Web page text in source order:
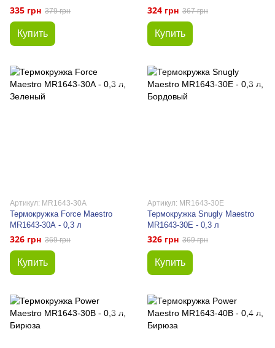
335 грн 379 грн
Купить
324 грн 367 грн
Купить
Артикул: MR1643-30А
Термокружка Force Maestro
MR1643-30А - 0,3 л
326 грн 369 грн
Купить
Артикул: MR1643-30Е
Термокружка Snugly Maestro
MR1643-30E - 0,3 л
326 грн 369 грн
Купить